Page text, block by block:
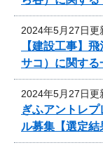
2024年5月27日更
【建設工事】
サコ）に関す
2024年5月27日更
ぎふアントレ
ル募集【選定結